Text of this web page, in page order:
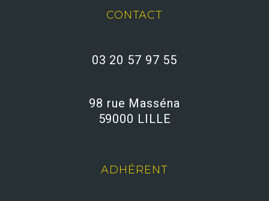
CONTACT
03 20 57 97 55
98 rue Masséna
59000 LILLE
ADHÉRENT